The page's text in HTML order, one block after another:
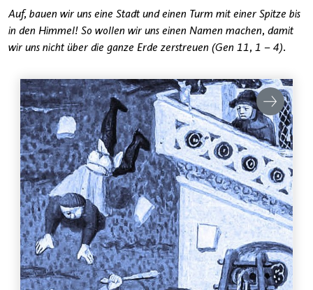
Auf, bauen wir uns eine Stadt und einen Turm mit einer Spitze bis
in den Himmel! So wollen wir uns einen Namen machen, damit
wir uns nicht über die ganze Erde zerstreuen (Gen 11, 1 – 4).